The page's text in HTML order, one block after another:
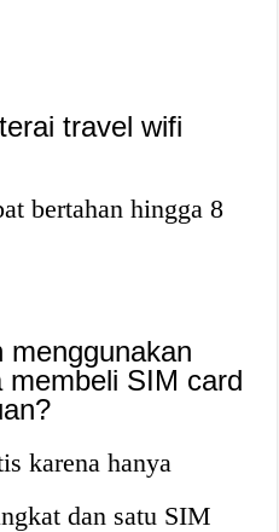
travel wifi
bertahan hingga 8
menggunakan
membeli SIM card
karena hanya
dan satu SIM